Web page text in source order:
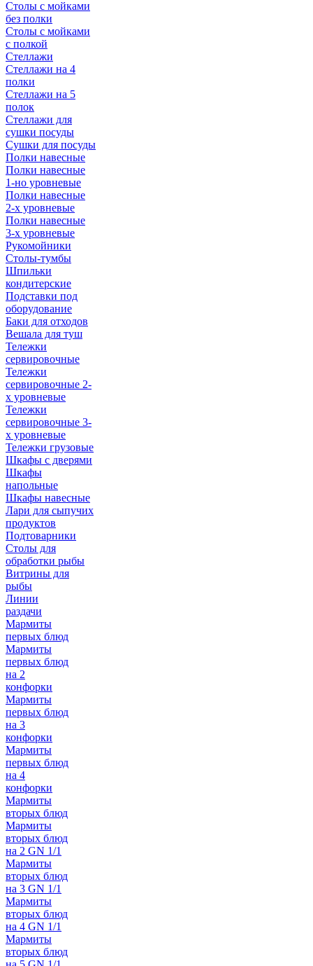
Столы с мойками
без полки
Столы с мойками
с полкой
Стеллажи
Стеллажи на 4
полки
Стеллажи на 5
полок
Стеллажи для
сушки посуды
Сушки для посуды
Полки навесные
Полки навесные
1-но уровневые
Полки навесные
2-х уровневые
Полки навесные
3-х уровневые
Рукомойники
Столы-тумбы
Шпильки
кондитерские
Подставки под
оборудование
Баки для отходов
Вешала для туш
Тележки
сервировочные
Тележки
сервировочные 2-
х уровневые
Тележки
сервировочные 3-
х уровневые
Тележки грузовые
Шкафы с дверями
Шкафы
напольные
Шкафы навесные
Лари для сыпучих
продуктов
Подтоварники
Столы для
обработки рыбы
Витрины для
рыбы
Линии
раздачи
Мармиты
первых блюд
Мармиты
первых блюд
на 2
конфорки
Мармиты
первых блюд
на 3
конфорки
Мармиты
первых блюд
на 4
конфорки
Мармиты
вторых блюд
Мармиты
вторых блюд
на 2 GN 1/1
Мармиты
вторых блюд
на 3 GN 1/1
Мармиты
вторых блюд
на 4 GN 1/1
Мармиты
вторых блюд